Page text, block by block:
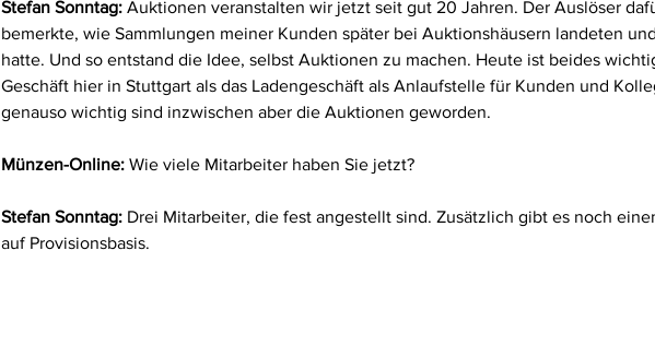
Stefan Sonntag: Auktionen veranstalten wir jetzt seit gut 20 Jahren. Der Auslöser
bemerkte, wie Sammlungen meiner Kunden später bei Auktionshäusern landeten
hatte. Und so entstand die Idee, selbst Auktionen zu machen. Heute ist beides
Geschäft hier in Stuttgart als das Ladengeschäft als Anlaufstelle für Kunden und
genauso wichtig sind inzwischen aber die Auktionen geworden.
Münzen-Online: Wie viele Mitarbeiter haben Sie jetzt?
Stefan Sonntag: Drei Mitarbeiter, die fest angestellt sind. Zusätzlich gibt es noch
auf Provisionsbasis.